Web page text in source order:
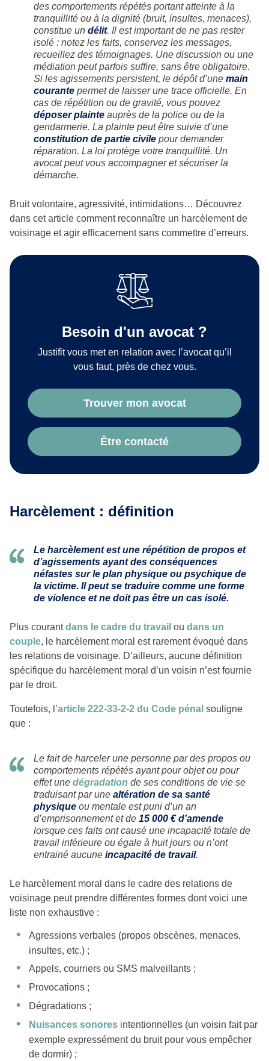
des comportements répétés portant atteinte à la
tranquillité ou à la dignité (bruit, insultes, menaces),
constitue un délit. Il est important de ne pas rester
isolé : notez les faits, conservez les messages,
recueillez des témoignages. Une discussion ou une
médiation peut parfois suffire, sans être obligatoire.
Si les agissements persistent, le dépôt d’une main
courante permet de laisser une trace officielle. En
cas de répétition ou de gravité, vous pouvez
déposer plainte auprès de la police ou de la
gendarmerie. La plainte peut être suivie d’une
constitution de partie civile pour demander
réparation. La loi protège votre tranquillité. Un
avocat peut vous accompagner et sécuriser la
démarche.
Bruit volontaire, agressivité, intimidations… Découvrez
dans cet article comment reconnaître un harcèlement de
voisinage et agir efficacement sans commettre d’erreurs.
Besoin d'un avocat ?
Justifit vous met en relation avec l’avocat qu’il
vous faut, près de chez vous.
Trouver mon avocat
Être contacté
Harcèlement : définition
Le harcèlement est une répétition de propos et
d’agissements ayant des conséquences
néfastes sur le plan physique ou psychique de
la victime. Il peut se traduire comme une forme
de violence et ne doit pas être un cas isolé.
Plus courantdans le cadre du travail ou dans un
couple, le harcèlement moral est rarement évoqué dans
les relations de voisinage. D’ailleurs, aucune définition
spécifique du harcèlement moral d’un voisin n’est fournie
par le droit.
Toutefois, l’article 222-33-2-2 du Code pénal souligne
que :
Le fait de harceler une personne par des propos ou
comportements répétés ayant pour objet ou pour
effet une dégradation de ses conditions de vie se
traduisant par une altération de sa santé
physique ou mentale est puni d’un an
d’emprisonnement et de 15 000 € d’amende
lorsque ces faits ont causé une incapacité totale de
travail inférieure ou égale à huit jours ou n’ont
entrainé aucune incapacité de travail.
Le harcèlement moral dans le cadre des relations de
voisinage peut prendre différentes formes dont voici une
liste non exhaustive :
Agressions verbales (propos obscènes, menaces,
insultes, etc.) ;
Appels, courriers ou SMS malveillants ;
Provocations ;
Dégradations ;
Nuisances sonores intentionnelles (un voisin fait par
exemple expressément du bruit pour vous empêcher
de dormir) ;